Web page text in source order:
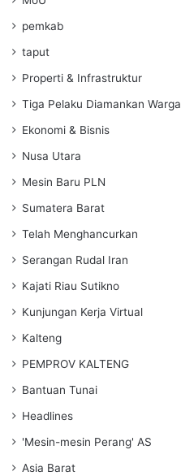
pemkab
taput
Properti & Infrastruktur
Tiga Pelaku Diamankan Warga
Ekonomi & Bisnis
Nusa Utara
Mesin Baru PLN
Sumatera Barat
Telah Menghancurkan
Serangan Rudal Iran
Kajati Riau Sutikno
Kunjungan Kerja Virtual
Kalteng
PEMPROV KALTENG
Bantuan Tunai
Headlines
'Mesin-mesin Perang' AS
Asia Barat